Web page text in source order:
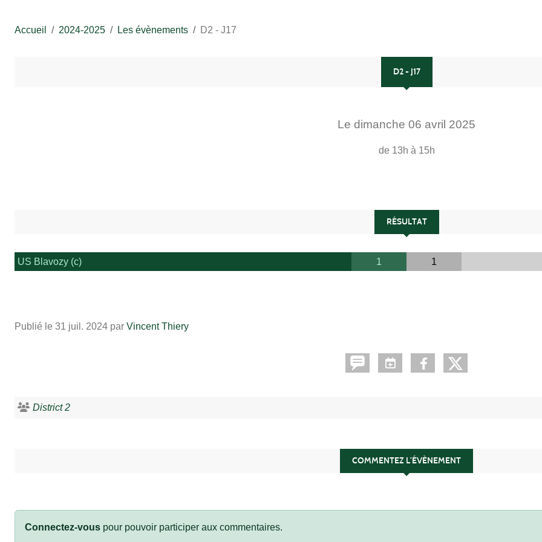
Accueil 2024-2025 Les évènements D2 - J17
D2 - J17
Le dimanche 06 avril 2025
de 13h à 15h
RÉSULTAT
US Blavozy (c) 1 1
Publié le 31 juil. 2024 par Vincent Thiery
District 2
COMMENTEZ L’ÉVÈNEMENT
Connectez-vous pour pouvoir participer aux commentaires.